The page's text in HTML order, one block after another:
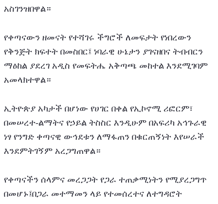
አስገንዝበዋል።
የቀጣናውን ዘመናት የተሻገሩ ችግሮች ለመፍታት የነበረውን
የቅንጅት ክፍተት በመስበር፤ ነባራዊ ሁኔታን ያገናዘበና ትብብርን
ማዕከል ያደረገ አዲስ የመፍትሔ አቅጣጫ መከተል እንደሚገባም
አመላክተዋል።
ኢትዮጵያ አካታች በሆነው የሀገር በቀል የኢኮኖሚ ሪፎርም፣
በመሠረተ-ልማትና የኃይል ትስስር እንዲሁም በአፍሪካ አኅጉራዊ
ነፃ የንግድ ቀጣናዊ ውኅደቱን ለማፋጠን በቁርጠኝነት እየሠራች
እንደምትገኝም አረጋግጠዋል።
የቀጣናችን ሰላምና መረጋጋት የጋራ ተጠቃሚነትን የሚያረጋግጥ
በመሆኑ፤በጋራ መተማመን ላይ የተመሰረተና ለተግዳሮት